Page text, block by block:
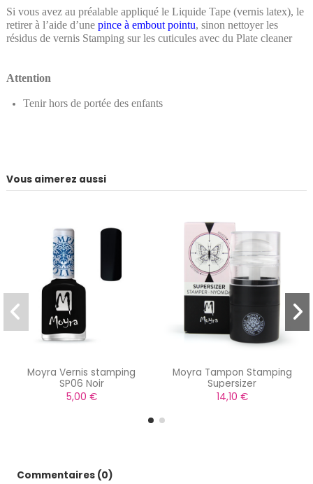
Si vous avez au préalable appliqué le Liquide Tape (vernis latex), le
retirer à l’aide d’une pince à embout pointu, sinon nettoyer les
résidus de vernis Stamping sur les cuticules avec du Plate cleaner
Attention
Tenir hors de portée des enfants
Vous aimerez aussi
Moyra Vernis stamping
SP06 Noir
5,00 €
Moyra Tampon Stamping
Supersizer
14,10 €
Commentaires (0)